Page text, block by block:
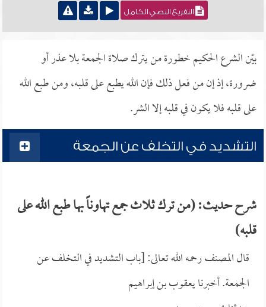
التفريغ النصي الكامل
بيّن الشرع الحكيم خطورة من يترك صلاة الجمعة بلا عذر أو
ضرورة، إذ إن من فعل ذلك فإن الله يطبع على قلبه، ومن طبع الله
على قلبه فلا يكون في قلبه إلا الشر.
التشديد في التخلف عن الجمعة
شرح حديث: (من ترك ثلاث جمع تهاوناً بها طبع الله على
قلبه)
قال المصنف رحمه الله تعالى: [باب التشديد في التخلف عن
الجمعة. أخبرنايعقوب بن إبراهيم